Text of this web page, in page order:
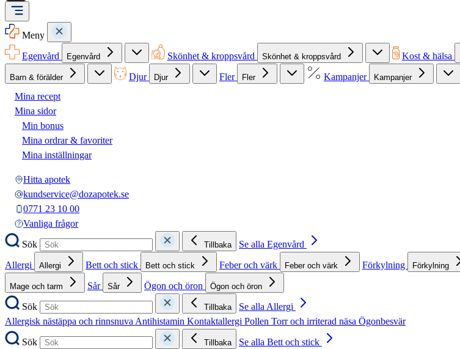
Meny
Egenvård
Egenvård Skönhet & kroppsvård Skönhet & kroppsvård Kost & hälsa
Barn & förälder Djur Djur Fler Fler Kampanjer Kampanjer
Mina recept
Mina sidor
Min bonus
Mina ordrar & favoriter
Mina inställningar
Hitta apotek
kundservice@dozapotek.se
0771 23 10 00
Vanliga frågor
Sök
Tillbaka
Se alla Egenvård
Allergi
Allergi Bett och stick Bett och stick Feber och värk Feber och värk Förkylning Förkylning
Mage och tarm Sår Sår Ögon och öron Ögon och öron
Sök Tillbaka
Se alla Allergi
Allergisk nästäppa och rinnsnuva Antihistamin Kontaktallergi Pollen Torr och irriterad näsa Ögonbesvär
Sök
Tillbaka
Se alla Bett och stick